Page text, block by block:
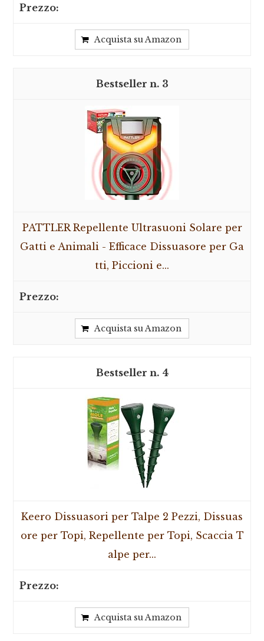
Acquista su Amazon
3
PATTLER Repellente Ultrasuoni Solare per
Gatti e Animali - Efficace Dissuasore per Ga
tti, Piccioni e...
Acquista su Amazon
4
Keero Dissuasori per Talpe 2 Pezzi, Dissuas
ore per Topi, Repellente per Topi, Scaccia T
alpe per...
Acquista su Amazon